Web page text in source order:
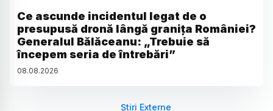
Ce ascunde incidentul legat de o
presupusă dronă lângă granița României?
Generalul Bălăceanu: „Trebuie să
începem seria de întrebări”
08.08.2026
Știri Externe